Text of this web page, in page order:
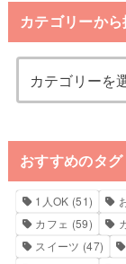
カテゴリーか
おすすめのタグ
1人OK (51)
カフェ (59)
スイーツ (47)